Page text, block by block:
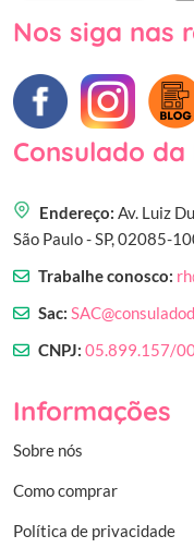
Nos siga nas
Consulado da
Endereço: Av. Luiz
São Paulo - SP, 02085-
Trabalhe conosco:
Sac:
CNPJ: 05.899.157/
Informações
Sobre nós
Como comprar
Política de privacidade